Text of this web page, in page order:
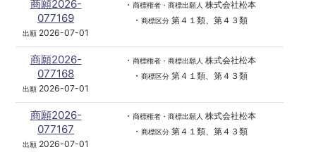
商願2026-
077169
出願 2026-07-01
・ 商標権者・商標出願人 株式会社松本
・ 商標区分第４１類、第４３類
商願2026-
077168
出願 2026-07-01
・ 商標権者・商標出願人 株式会社松本
・ 商標区分第４１類、第４３類
商願2026-
077167
出願 2026-07-01
・ 商標権者・商標出願人 株式会社松本
・ 商標区分第４１類、第４３類